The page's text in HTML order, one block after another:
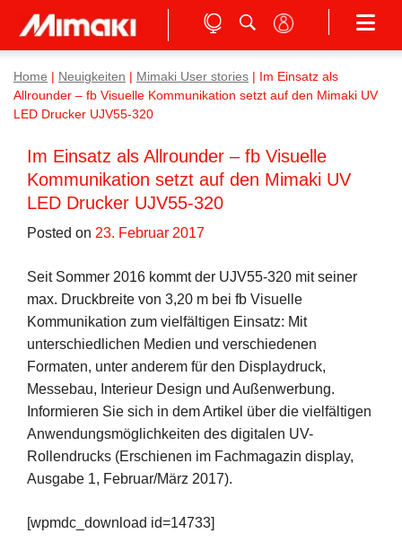
Home Neuigkeiten Mimaki User stories
Im Einsatz als
Allrounder – fb Visuelle Kommunikation setzt auf den Mimaki UV
LED Drucker UJV55-320
Im Einsatz als Allrounder – fb Visuelle
Kommunikation setzt auf den Mimaki UV
LED Drucker UJV55-320
Posted on 23. Februar 2017
Seit Sommer 2016 kommt der UJV55-320 mit seiner
max. Druckbreite von 3,20 m bei fb Visuelle
Kommunikation zum vielfältigen Einsatz: Mit
unterschiedlichen Medien und verschiedenen
Formaten, unter anderem für den Displaydruck,
Messebau, Interieur Design und Außenwerbung.
Informieren Sie sich in dem Artikel über die vielfältigen
Anwendungsmöglichkeiten des digitalen UV-
Rollendrucks (Erschienen im Fachmagazin display,
Ausgabe 1, Februar/März 2017).
[wpmdc_download id=14733]